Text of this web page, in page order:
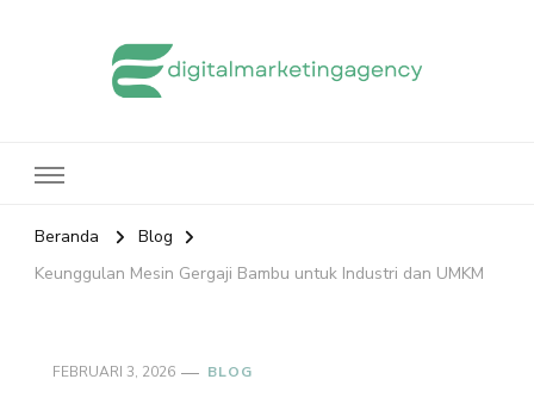
Beranda
Blog
Keunggulan Mesin Gergaji Bambu untuk Industri dan UMKM
FEBRUARI 3, 2026 BLOG